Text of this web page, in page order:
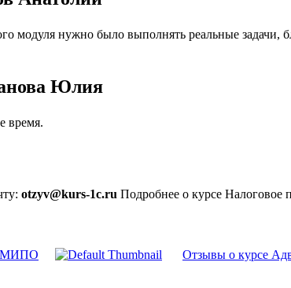
модуля нужно было выполнять реальные задачи,
Юлия
время.
otzyv@kurs-1c.ru Подробнее о курсе
МИПО Отзывы о курсе